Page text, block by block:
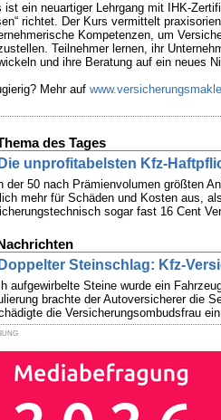
ist ein neuartiger Lehrgang mit IHK-
richtet. Der Kurs vermittelt
Kompetenzen, um
Teilnehmer lernen, ihr
und ihre Beratung auf ein neues
Mehr auf
des Tages
unprofitabelsten Kfz-
der 50 nach Prämienvolumen größten
mehr für Schäden und Kosten aus,
sogar fast 16 Cent
Steinschlag: Kfz-
aufgewirbelte Steine wurde ein
brachte der Autoversicherer die
die Versicherungsombudsfrau